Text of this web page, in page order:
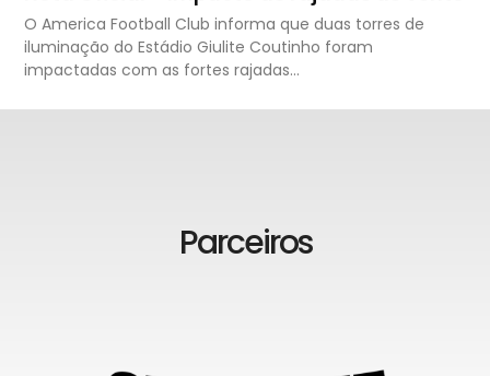
O America Football Club informa que duas torres de
iluminação do Estádio Giulite Coutinho foram
impactadas com as fortes rajadas…
Parceiros